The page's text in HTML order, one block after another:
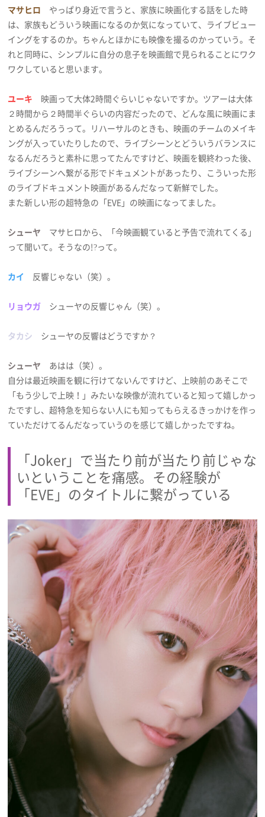
マサヒロ やっぱり身近で言うと、家族に映画化する話をした時
は、家族もどういう映画になるのか気になっていて、ライブビュー
イングをするのか。ちゃんとほかにも映像を撮るのかっていう。そ
れと同時に、シンプルに自分の息子を映画館で見られることにワク
ワクしていると思います。
ユーキ 映画って大体2時間ぐらいじゃないですか。ツアーは大体
２時間から２時間半ぐらいの内容だったので、どんな風に映画にま
とめるんだろうって。リハーサルのときも、映画のチームのメイキ
ングが入っていたりしたので、ライブシーンとどういうバランスに
なるんだろうと素朴に思ってたんですけど、映画を観終わった後、
ライブシーンへ繋がる形でドキュメントがあったり、こういった形
のライブドキュメント映画があるんだなって新鮮でした。
また新しい形の超特急の「EVE」の映画になってました。
シューヤ マサヒロから、「今映画観ていると予告で流れてくる」
って聞いて。そうなの!?って。
カイ 反響じゃない（笑）。
リョウガ シューヤの反響じゃん（笑）。
タカシ シューヤの反響はどうですか？
シューヤ あはは（笑）。
自分は最近映画を観に行けてないんですけど、上映前のあそこで
「もう少しで上映！」みたいな映像が流れていると知って嬉しかっ
たですし、超特急を知らない人にも知ってもらえるきっかけを作っ
ていただけてるんだなっていうのを感じて嬉しかったですね。
「Joker」で当たり前が当たり前じゃな
いということを痛感。その経験が
「EVE」のタイトルに繋がっている